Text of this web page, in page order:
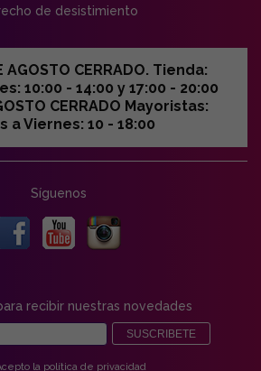
de desistimiento
AGOSTO CERRADO. Tienda:
10:00 - 14:00 y 17:00 - 20:00
CERRADO Mayoristas:
a Viernes: 10 - 18:00
Síguenos
recibir nuestras novedades
SUSCRIBETE
la política de privacidad